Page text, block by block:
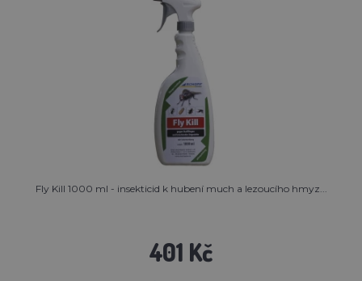
Fly Kill 1000 ml - insekticid k hubení much a lezoucího hmyz...
401 Kč